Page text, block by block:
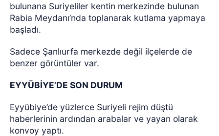
bulunana Suriyeliler kentin merkezinde bulunan
Rabia Meydanı’nda toplanarak kutlama yapmaya
başladı.
Sadece Şanlıurfa merkezde değil ilçelerde de
benzer görüntüler var.
EYYÜBİYE’DE SON DURUM
Eyyübiye’de yüzlerce Suriyeli rejim düştü
haberlerinin ardından arabalar ve yayan olarak
konvoy yaptı.